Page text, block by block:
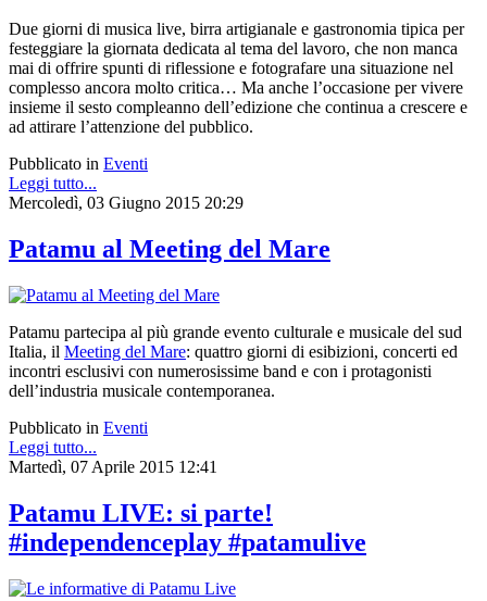
Due giorni di musica live, birra artigianale e gastronomia tipica per
festeggiare la giornata dedicata al tema del lavoro, che non manca
mai di offrire spunti di riflessione e fotografare una situazione nel
complesso ancora molto critica… Ma anche l’occasione per vivere
insieme il sesto compleanno dell’edizione che continua a crescere e
ad attirare l’attenzione del pubblico.
Pubblicato in Eventi
Leggi tutto...
Mercoledì, 03 Giugno 2015 20:29
Patamu al Meeting del Mare
Patamu partecipa al più grande evento culturale e musicale del sud
Italia, il Meeting del Mare: quattro giorni di esibizioni, concerti ed
incontri esclusivi con numerosissime band e con i protagonisti
dell’industria musicale contemporanea.
Pubblicato in Eventi
Leggi tutto...
Martedì, 07 Aprile 2015 12:41
Patamu LIVE: si parte!
#independenceplay #patamulive